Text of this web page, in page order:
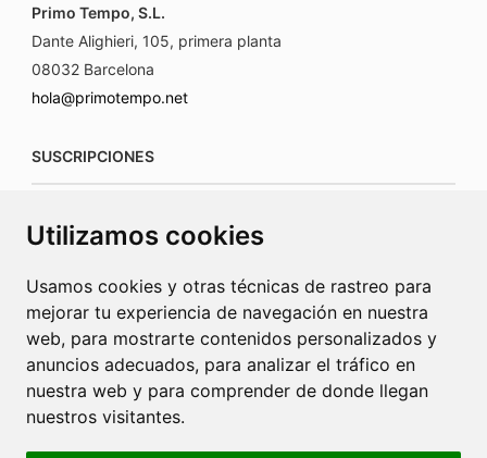
Utilizamos cookies
Usamos cookies y otras técnicas de rastreo para
mejorar tu experiencia de navegación en nuestra
web, para mostrarte contenidos personalizados y
anuncios adecuados, para analizar el tráfico en
nuestra web y para comprender de donde llegan
nuestros visitantes.
Primo Tempo, S.L.
Dante Alighieri, 105, primera planta
08032 Barcelona
hola@primotempo.net
SUSCRIPCIONES
www.connecorrevistas.com
PUBLICIDAD